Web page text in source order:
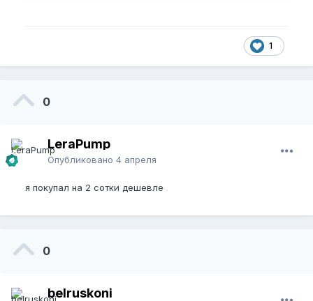
1
0
LeraPump
Опубликовано 4 апреля
я покупал на 2 сотки дешевле
0
belruskoni